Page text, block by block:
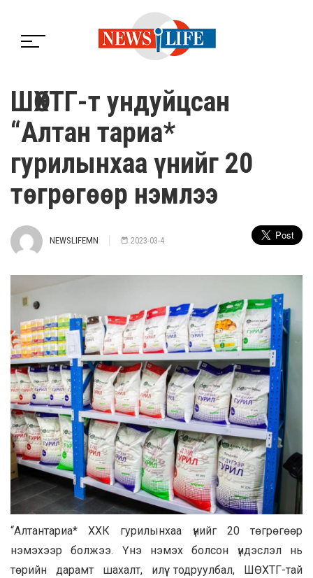
ШӨХТГ-т ундуйцсан
“Алтан тариа*
гурилынхаа үнийг 20
төгрөгөөр нэмлээ
NEWSLIFEMN 2023-03-4
“Алтантариа* ХХК гурилынхаа үнийг 20 төгрөгөөр
нэмэхээр болжээ. Үнэ нэмэх болсон үндэслэл нь
төрийн дарамт шахалт, илүү тодруулбал, ШӨХТГ-тай